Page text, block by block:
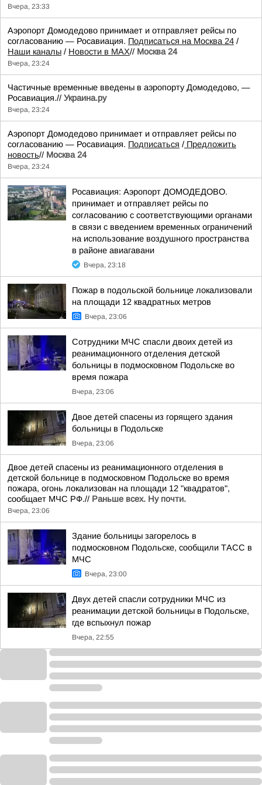
Вчера, 23:33
Аэропорт Домодедово принимает и отправляет рейсы по
согласованию — Росавиация. Подписаться на Москва 24 /
Наши каналы / Новости в MAX// Москва 24
Вчера, 23:24
Частичные временные введены в аэропорту Домодедово, —
Росавиация.// Украина.ру
Вчера, 23:24
Аэропорт Домодедово принимает и отправляет рейсы по
согласованию — Росавиация. Подписаться / Предложить
новость// Москва 24
Вчера, 23:24
Росавиация: Аэропорт ДОМОДЕДОВО.
принимает и отправляет рейсы по
согласованию с соответствующими органами
в связи с введением временных ограничений
на использование воздушного пространства
в районе авиагавани
Вчера, 23:18
Пожар в подольской больнице локализовали
на площади 12 квадратных метров
Вчера, 23:06
Сотрудники МЧС спасли двоих детей из
реанимационного отделения детской
больницы в подмосковном Подольске во
время пожара
Вчера, 23:06
Двое детей спасены из горящего здания
больницы в Подольске
Вчера, 23:06
Двое детей спасены из реанимационного отделения в
детской больнице в подмосковном Подольске во время
пожара, огонь локализован на площади 12 "квадратов",
сообщает МЧС РФ.// Раньше всех. Ну почти.
Вчера, 23:06
Здание больницы загорелось в
подмосковном Подольске, сообщили ТАСС в
МЧС
Вчера, 23:00
Двух детей спасли сотрудники МЧС из
реанимации детской больницы в Подольске,
где вспыхнул пожар
Вчера, 22:55